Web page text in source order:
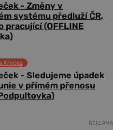
- Změny v
systému předluží ČR,
pracující (OFFLINE
- Sledujeme úpadek
v přímém přenosu
Křečka
REKLAMA